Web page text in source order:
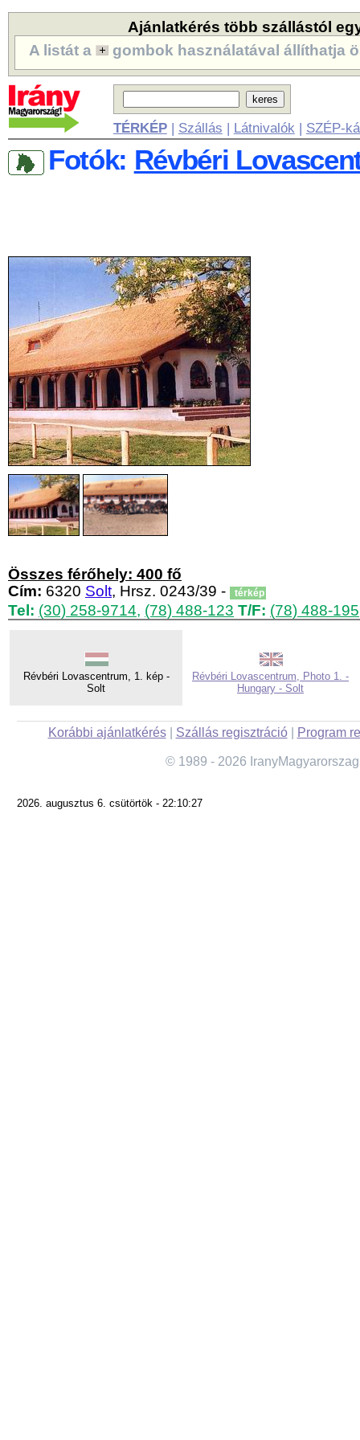
Ajánlatkérés több szállástól
A listát a
gombok használatával állíthatja
TÉRKÉP| Szállás | Látnivalók | SZÉP-
Fotók: Révbéri
Összes férőhely: 400 fő
Cím: 6320 Solt, Hrsz. 0243/39 - térkép
Tel: (30) 258-9714, (78) 488-123 T/F: (78) 488-195
Révbéri Lovascentrum, 1. kép -
Solt
Révbéri Lovascentrum, Photo 1. -
Hungary - Solt
Korábbi ajánlatkérés| Szállás regisztráció| Program
© 1989 - 2026
2026. augusztus 6. csütörtök - 22:10:27